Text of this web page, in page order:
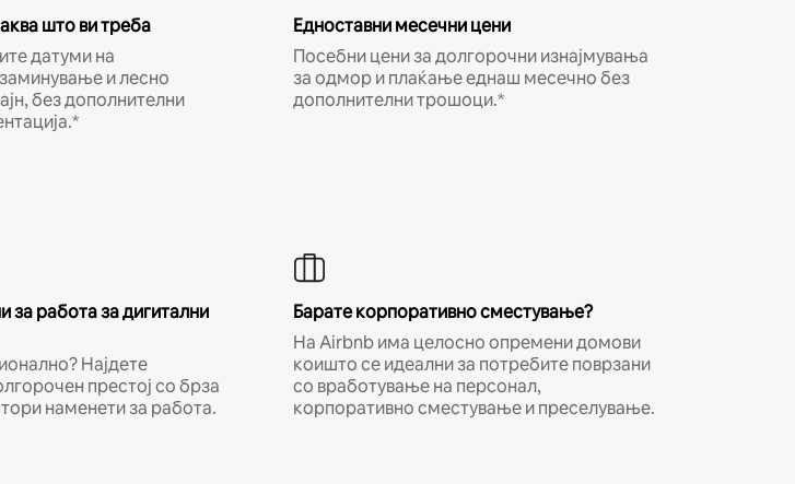
што ви треба
датуми на
и лесно
без дополнителни
Едноставни месечни цени
Посебни цени за долгорочни изнајмувања
за одмор и плаќање еднаш месечно без
дополнителни трошоци.*
за работа за дигитални
Најдете
престој со брза
наменети за работа.
Барате корпоративно сместување?
На Airbnb има целосно опремени домови
коишто се идеални за потребите поврзани
со вработување на персонал,
корпоративно сместување и преселување.